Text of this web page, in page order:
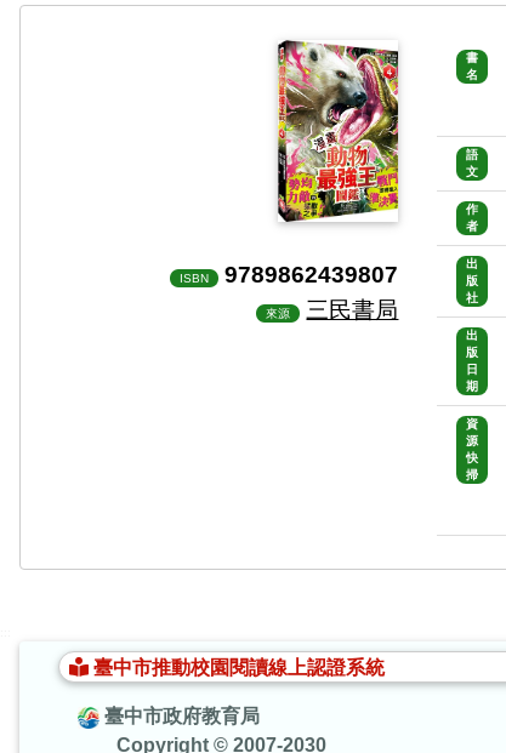
ISBN 9789862439807
來源 三民書局
書
名
語
文
作
者
出
版
社
出
版
日
期
資
源
快
掃
臺中市推動校園閱讀線上認證系統
臺中市政府教育局
Copyright © 2007-2030